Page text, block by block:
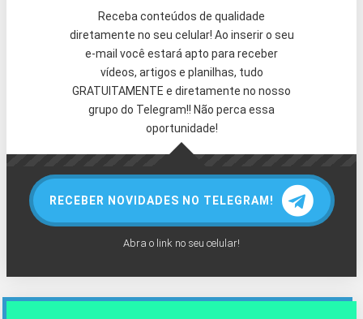
Receba conteúdos de qualidade
diretamente no seu celular! Ao inserir o seu
e-mail você estará apto para receber
vídeos, artigos e planilhas, tudo
GRATUITAMENTE e diretamente no nosso
grupo do Telegram!! Não perca essa
oportunidade!
RECEBER NOVIDADES NO TELEGRAM!
Abra o link no seu celular!